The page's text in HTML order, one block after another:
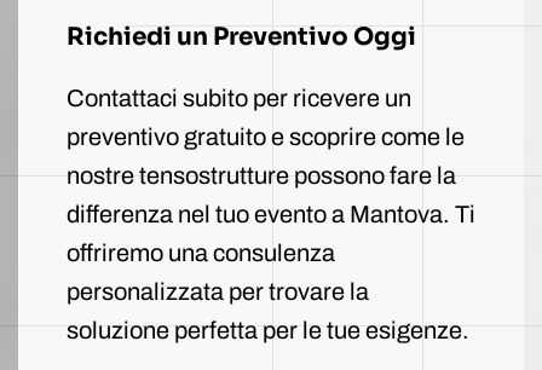
Richiedi un Preventivo Oggi
Contattaci subito per ricevere un
preventivo gratuito e scoprire come le
nostre tensostrutture possono fare la
differenza nel tuo evento a Mantova. Ti
offriremo una consulenza
personalizzata per trovare la
soluzione perfetta per le tue esigenze.